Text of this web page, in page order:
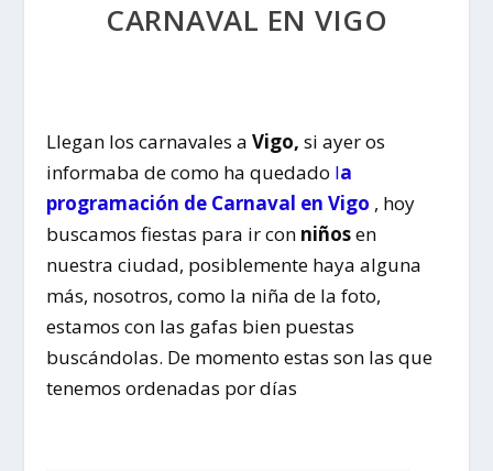
CARNAVAL EN VIGO
Llegan los carnavales aVigo,si ayer os
informaba de como ha quedado la
programación de Carnaval en Vigo , hoy
buscamos fiestas para ir con niñosen
nuestra ciudad, posiblemente haya alguna
más, nosotros, como la niña de la foto,
estamos con las gafas bien puestas
buscándolas. De momento estas son las que
tenemos ordenadas por días